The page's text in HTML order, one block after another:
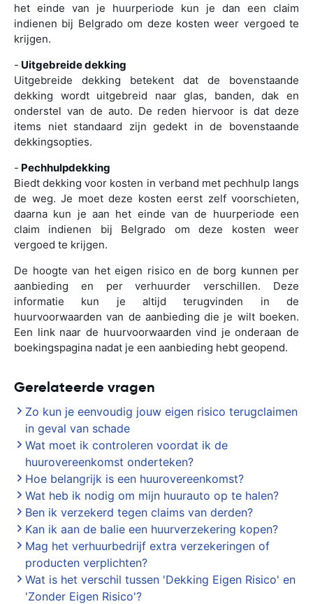
het einde van je huurperiode kun je dan een claim
indienen bij Belgrado om deze kosten weer vergoed te
krijgen.
- Uitgebreide dekking
Uitgebreide dekking betekent dat de bovenstaande
dekking wordt uitgebreid naar glas, banden, dak en
onderstel van de auto. De reden hiervoor is dat deze
items niet standaard zijn gedekt in de bovenstaande
dekkingsopties.
- Pechhulpdekking
Biedt dekking voor kosten in verband met pechhulp langs
de weg. Je moet deze kosten eerst zelf voorschieten,
daarna kun je aan het einde van de huurperiode een
claim indienen bij Belgrado om deze kosten weer
vergoed te krijgen.
De hoogte van het eigen risico en de borg kunnen per
aanbieding en per verhuurder verschillen. Deze
informatie kun je altijd terugvinden in de
huurvoorwaarden van de aanbieding die je wilt boeken.
Een link naar de huurvoorwaarden vind je onderaan de
boekingspagina nadat je een aanbieding hebt geopend.
Gerelateerde vragen
Zo kun je eenvoudig jouw eigen risico terugclaimen
in geval van schade
Wat moet ik controleren voordat ik de
huurovereenkomst onderteken?
Hoe belangrijk is een huurovereenkomst?
Wat heb ik nodig om mijn huurauto op te halen?
Ben ik verzekerd tegen claims van derden?
Kan ik aan de balie een huurverzekering kopen?
Mag het verhuurbedrijf extra verzekeringen of
producten verplichten?
Wat is het verschil tussen 'Dekking Eigen Risico' en
'Zonder Eigen Risico'?